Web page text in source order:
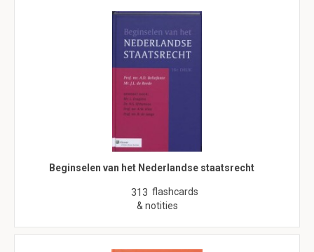
Beginselen van het Nederlandse staatsrecht
313 flashcards
& notities